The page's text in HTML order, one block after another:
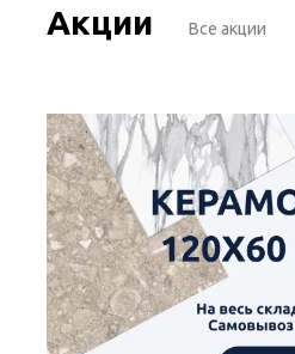
Акции Все акции